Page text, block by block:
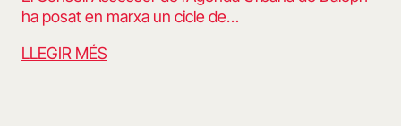
ha posat en marxa un cicle de…
LLEGIR MÉS